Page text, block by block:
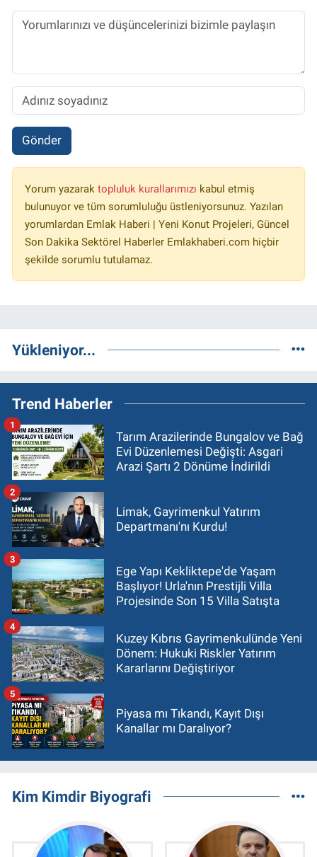
Gönder
Yorum yazarak topluluk kurallarımızı kabul etmiş
bulunuyor ve tüm sorumluluğu üstleniyorsunuz. Yazılan
yorumlardan Emlak Haberi | Yeni Konut Projeleri, Güncel
Son Dakika Sektörel Haberler Emlakhaberi.com hiçbir
şekilde sorumlu tutulamaz.
Yükleniyor...
Trend Haberler
Tarım Arazilerinde Bungalov ve Bağ
Evi Düzenlemesi Değişti: Asgari
Arazi Şartı 2 Dönüme İndirildi
1
Limak, Gayrimenkul Yatırım
Departmanı'nı Kurdu!
2
Ege Yapı Kekliktepe'de Yaşam
Başlıyor! Urla'nın Prestijli Villa
Projesinde Son 15 Villa Satışta
3
Kuzey Kıbrıs Gayrimenkulünde Yeni
Dönem: Hukuki Riskler Yatırım
Kararlarını Değiştiriyor
4
Piyasa mı Tıkandı, Kayıt Dışı
Kanallar mı Daralıyor?
5
Kim Kimdir Biyografi